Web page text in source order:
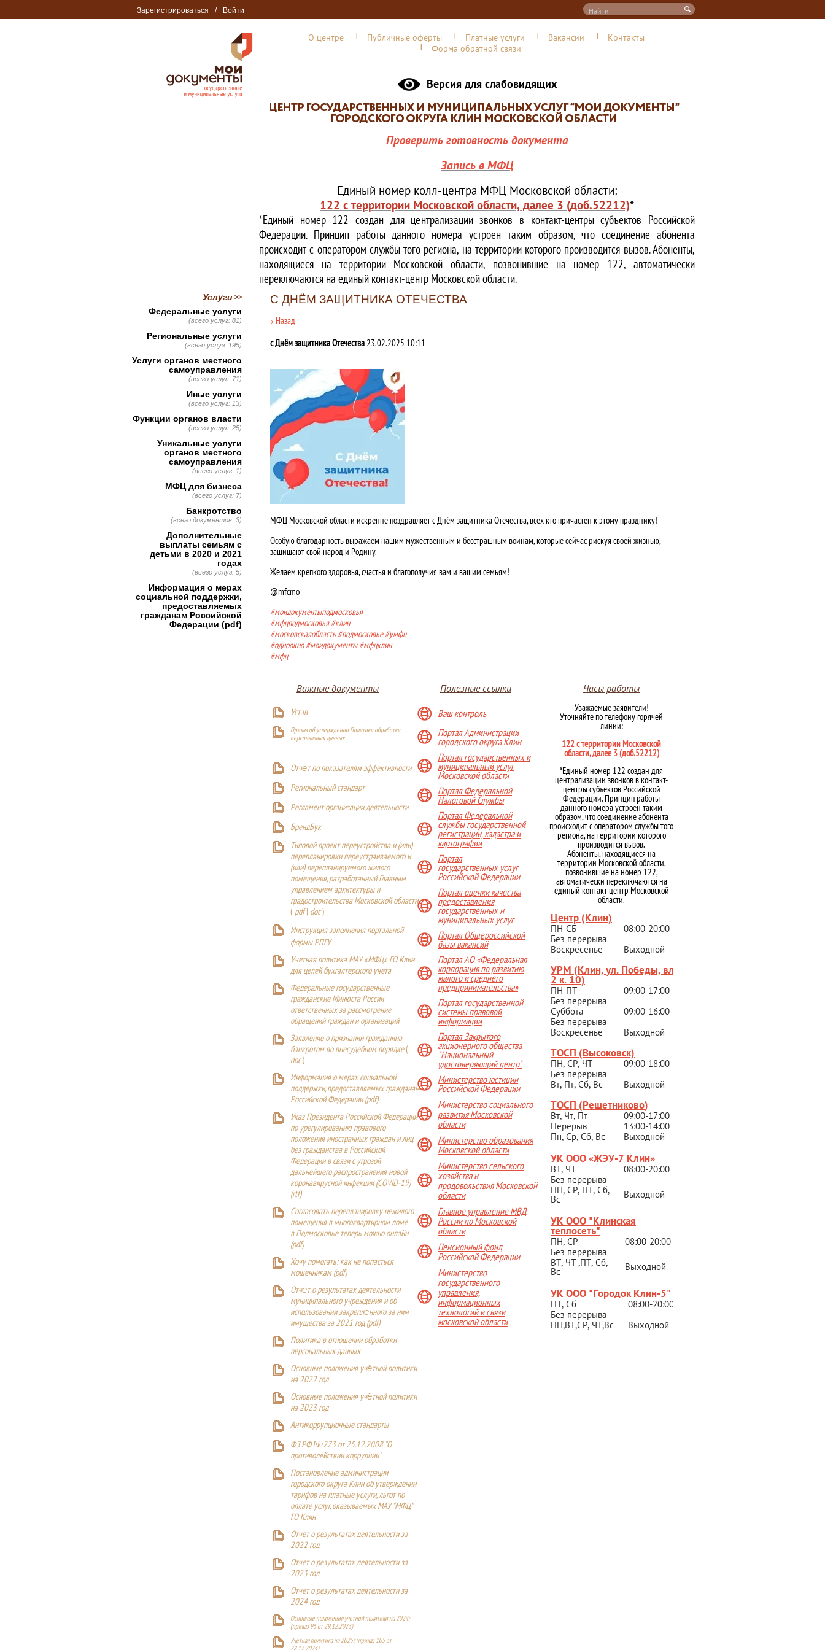
Зарегистрироваться / Войти
О центре Публичные оферты Платные услуги Вакансии
Контакты
Форма обратной связи
Версия для слабовидящих
Проверить готовность документа
Запись в МФЦ
Единый номер колл-центра МФЦ Московской области:
122 с территории Московской области, далее 3 (доб.52212)*
*Единый номер 122 создан для централизации звонков в контакт-центры субъектов Российской
Федерации. Принцип работы данного номера устроен таким образом, что соединение абонента
происходит с оператором службы того региона, на территории которого производится вызов. Абоненты,
находящиеся на территории Московской области, позвонившие на номер 122, автоматически
переключаются на единый контакт-центр Московской области.
С ДНЁМ ЗАЩИТНИКА ОТЕЧЕСТВА
« Назад
с Днём защитника Отечества23.02.2025 10:11
МФЦ Московской области искренне поздравляет с Днём защитника Отечества, всех кто причастен к этому празднику!
Особую благодарность выражаем нашим мужественным и бесстрашным воинам, которые сейчас рискуя своей жизнью,
защищают свой народ и Родину.
Желаем крепкого здоровья, счастья и благополучия вам и вашим семьям!
@mfcmo
#моидокументыподмосковья
#мфцподмосковья #клин
#московскаяобласть #подмосковье #умфц
#одноокно #моидокументы #мфцклин
#мфц
Важные документы
Устав
Приказ об утверждении Политики обработки
персональных данных
Отчёт по показателям эффективности
Региональный стандарт
Регламент организации деятельности
БрендБук
Типовой проект переустройства и (или)
перепланировки переустраиваемого и
(или) перепланируемого жилого
помещения, разработанный Главным
управлением архитектуры и
градостроительства Московской области
(pdf| doc)
Инструкция заполнения портальной
формы РПГУ
Учетная политика МАУ «МФЦ» ГО Клин
для целей бухгалтерского учета
Федеральные государственные
гражданские Минюста России
ответственных за рассмотрение
обращений граждан и организаций
Заявление о признании гражданина
банкротом во внесудебном порядке(
doc)
Информация о мерах социальной
поддержки, предоставляемых гражданам
Российской Федерации (pdf)
Указ Президента Российской Федерации
по урегулированию правового
положения иностранных граждан и лиц
без гражданства в Российской
Федерации в связи с угрозой
дальнейшего распространения новой
коронавирусной инфекции (COVID-19)
(rtf)
Согласовать перепланировку нежилого
помещения в многоквартирном доме
в Подмосковье теперь можно онлайн
(pdf)
Хочу помогать: как не попасться
мошенникам (pdf)
Отчёт о результатах деятельности
муниципального учреждения и об
использовании закреплённого за ним
имущества за 2021 год (pdf)
Политика в отношении обработки
персональных данных
Основные положения учётной политики
на 2022 год
Основные положения учётной политики
на 2023 год
Антикоррупционные стандарты
ФЗ РФ №273 от 25.12.2008 "О
противодействии коррупции"
Постановление администрации
городского округа Клин об утверждении
тарифов на платные услуги, льгот по
оплате услуг, оказываемых МАУ "МФЦ"
ГО Клин
Отчет о результатах деятельности за
2022 год
Отчет о результатах деятельности за
2023 год
Отчет о результатах деятельности за
2024 год
Основные положения учетной политики на 2024г
(приказ 95 от 29.12.2023)
Учетная политика на 2025г. (приказ 105 от
28.12.2024)
Полезные ссылки
Ваш контроль
Портал Администрации
городского округа Клин
Портал государственных и
муниципальный услуг
Московской области
Портал Федеральной
Налоговой Службы
Портал Федеральной
службы государственной
регистрации, кадастра и
картографии
Портал
государственных услуг
Российской Федерации
Портал оценки качества
предоставления
государственных и
муниципальных услуг
Портал Общероссийской
базы вакансий
Портал АО «Федеральная
корпорация по развитию
малого и среднего
предпринимательства»
Портал государственной
системы правовой
информации
Портал Закрытого
акционерного общества
"Национальный
удостоверяющий центр"
Министерство юстиции
Российской Федерации
Министерство социального
развития Московской
области
Министерство образования
Московской области
Министерство сельского
хозяйства и
продовольствия Московской
области
Главное управление МВД
России по Московской
области
Пенсионный фонд
Российской Федерации
Министерство
государственного
управления,
информационных
технологий и связи
московской области
Часы работы
Уважаемые заявители!
Уточняйте по телефону горячей
линии:
122 с территории Московской
области, далее 3 (доб.52212)
*Единый номер 122 создан для
централизации звонков в контакт-
центры субъектов Российской
Федерации. Принцип работы
данного номера устроен таким
образом, что соединение абонента
происходит с оператором службы того
региона, на территории которого
производится вызов.
Абоненты, находящиеся на
территории Московской области,
позвонившие на номер 122,
автоматически переключаются на
единый контакт-центр Московской
области.
Центр (Клин)
ПН-СБ
08:00-20:00
Без перерыва
Воскресенье
Выходной
УРМ (Клин, ул. Победы, вл.
2 к. 10)
ПН-ПТ
09:00-17:00
Без перерыва
Суббота
09:00-16:00
Без перерыва
Воскресенье
Выходной
ТОСП (Высоковск)
ПН, СР, ЧТ
09:00-18:00
Без перерыва
Вт, Пт, Сб, Вс
Выходной
ТОСП (Решетниково)
Вт, Чт, Пт
09:00-17:00
Перерыв
13:00-14:00
Пн, Ср, Сб, Вс
Выходной
УК ООО «ЖЭУ-7 Клин»
ВТ, ЧТ
08:00-20:00
Без перерыва
ПН, СР, ПТ, Сб,
Вс Выходной
УК ООО "Клинская
теплосеть"
ПН, СР
08:00-20:00
Без перерыва
ВТ, ЧТ ,ПТ, Сб,
Вс Выходной
УК ООО "Городок Клин-5"
ПТ, Сб
08:00-20:00
Без перерыва
ПН,ВТ,СР, ЧТ,Вс Выходной
Услуги
Федеральные услуги
(всего услуг: 81)
Региональные услуги
(всего услуг: 195)
Услуги органов местного
самоуправления
(всего услуг: 71)
Иные услуги
(всего услуг: 13)
Функции органов власти
(всего услуг: 25)
Уникальные услуги
органов местного
самоуправления
(всего услуг: 1)
МФЦ для бизнеса
(всего услуг: 7)
Банкротство
(всего документов: 3)
Дополнительные
выплаты семьям с
детьми в 2020 и 2021
годах
(всего услуг: 5)
Информация о мерах
социальной поддержки,
предоставляемых
гражданам Российской
Федерации (pdf)